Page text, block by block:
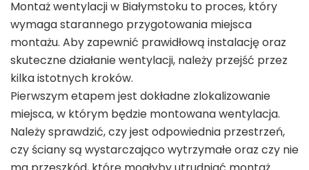
Montaż wentylacji w Białymstoku to proces, który
wymaga starannego przygotowania miejsca
montażu. Aby zapewnić prawidłową instalację oraz
skuteczne działanie wentylacji, należy przejść przez
kilka istotnych kroków.
Pierwszym etapem jest dokładne zlokalizowanie
miejsca, w którym będzie montowana wentylacja.
Należy sprawdzić, czy jest odpowiednia przestrzeń,
czy ściany są wystarczająco wytrzymałe oraz czy nie